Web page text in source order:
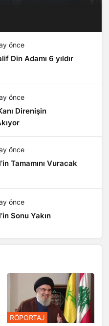
önce
Din Adamı 6 yıldır
önce
Direnişin
önce
Tamamını Vuracak
önce
Sonu Yakın
RÖPORTAJ